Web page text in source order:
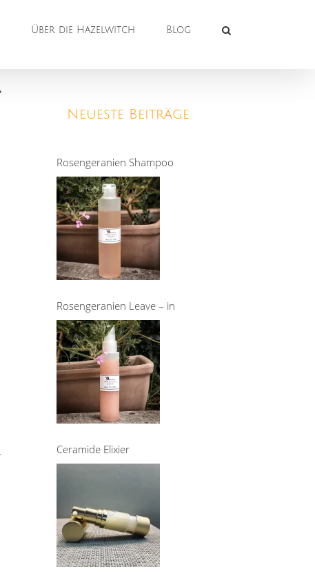
Über die Hazelwitch Blog
Neueste Beiträge
Rosengeranien Shampoo
Rosengeranien Leave – in
Ceramide Elixier